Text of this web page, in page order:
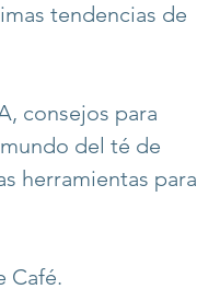
tendencias de
consejos para
del té de
herramientas para
Café.